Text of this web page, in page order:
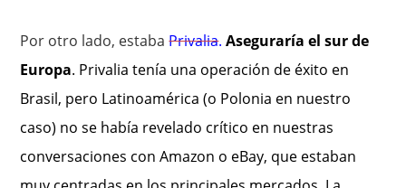
Por otro lado, estabaPrivalia.Aseguraría el sur de
Europa. Privalia tenía una operación de éxito en
Brasil, pero Latinoamérica (o Polonia en nuestro
caso) no se había revelado crítico en nuestras
conversaciones con Amazon o eBay, que estaban